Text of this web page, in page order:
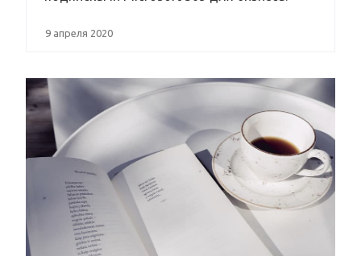
9 апреля 2020